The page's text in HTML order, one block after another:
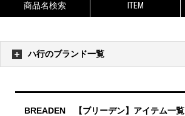
商品名検索 ITEM
ハ行のブランド一覧
BREADEN 【ブリーデン】アイテム一覧